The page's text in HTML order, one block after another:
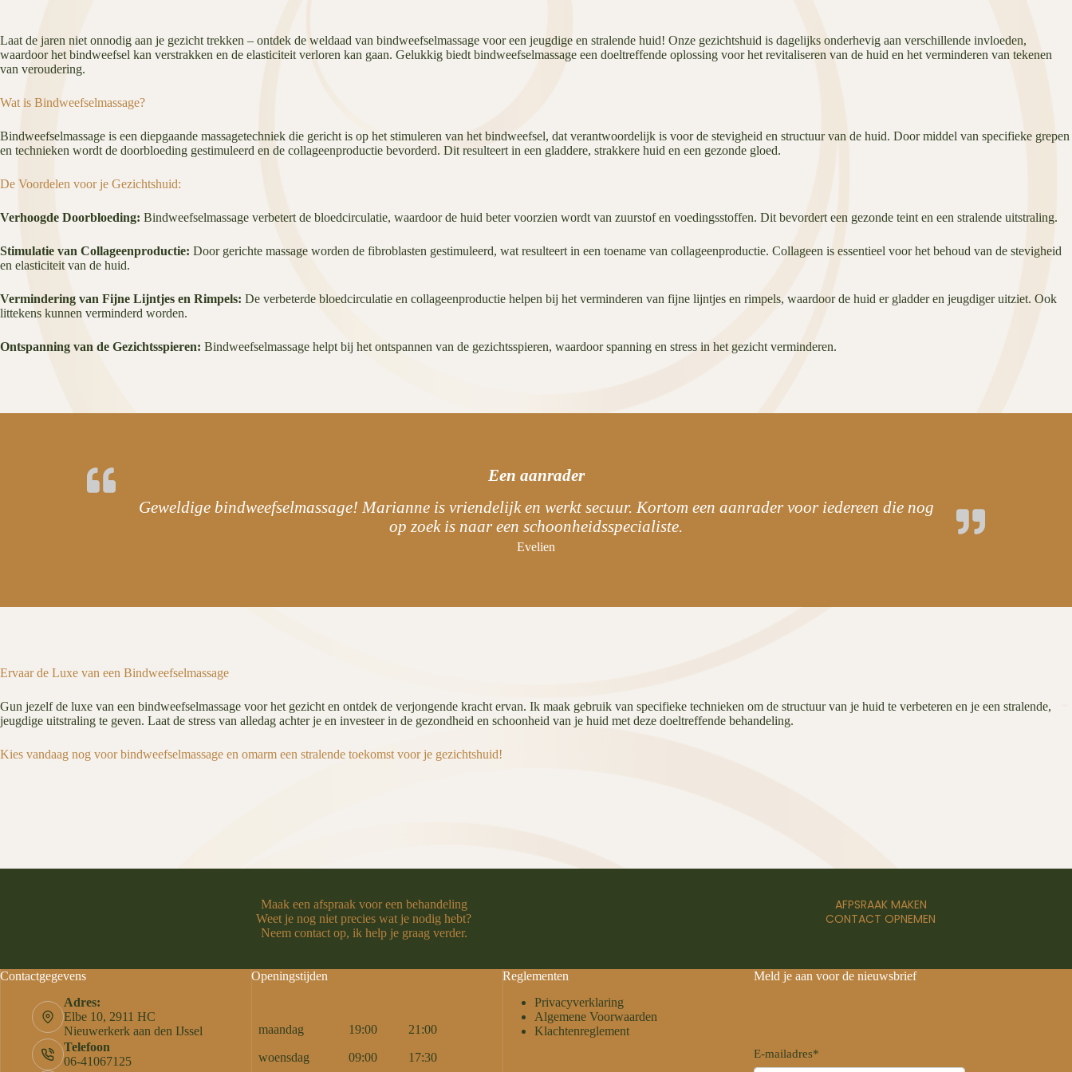
Laat de jaren niet onnodig aan je gezicht trekken – ontdek de weldaad van bindweefselmassage voor een jeugdige en stralende huid! Onze gezichtshuid is dagelijks onderhevig aan verschillende invloeden,
waardoor het bindweefsel kan verstrakken en de elasticiteit verloren kan gaan. Gelukkig biedt bindweefselmassage een doeltreffende oplossing voor het revitaliseren van de huid en het verminderen van tekenen
van veroudering.
Wat is Bindweefselmassage?
Bindweefselmassage is een diepgaande massagetechniek die gericht is op het stimuleren van het bindweefsel, dat verantwoordelijk is voor de stevigheid en structuur van de huid. Door middel van specifieke grepen
en technieken wordt de doorbloeding gestimuleerd en de collageenproductie bevorderd. Dit resulteert in een gladdere, strakkere huid en een gezonde gloed.
De Voordelen voor je Gezichtshuid:
Verhoogde Doorbloeding: Bindweefselmassage verbetert de bloedcirculatie, waardoor de huid beter voorzien wordt van zuurstof en voedingsstoffen. Dit bevordert een gezonde teint en een stralende uitstraling.
Stimulatie van Collageenproductie: Door gerichte massage worden de fibroblasten gestimuleerd, wat resulteert in een toename van collageenproductie. Collageen is essentieel voor het behoud van de stevigheid
en elasticiteit van de huid.
Vermindering van Fijne Lijntjes en Rimpels: De verbeterde bloedcirculatie en collageenproductie helpen bij het verminderen van fijne lijntjes en rimpels, waardoor de huid er gladder en jeugdiger uitziet. Ook
littekens kunnen verminderd worden.
Ontspanning van de Gezichtsspieren: Bindweefselmassage helpt bij het ontspannen van de gezichtsspieren, waardoor spanning en stress in het gezicht verminderen.
Een aanrader
Geweldige bindweefselmassage! Marianne is vriendelijk en werkt secuur. Kortom een aanrader voor iedereen die nog
op zoek is naar een schoonheidsspecialiste.
Evelien
Ervaar de Luxe van een Bindweefselmassage
Gun jezelf de luxe van een bindweefselmassage voor het gezicht en ontdek de verjongende kracht ervan. Ik maak gebruik van specifieke technieken om de structuur van je huid te verbeteren en je een stralende,
jeugdige uitstraling te geven. Laat de stress van alledag achter je en investeer in de gezondheid en schoonheid van je huid met deze doeltreffende behandeling.
Kies vandaag nog voor bindweefselmassage en omarm een stralende toekomst voor je gezichtshuid!
Maak een afspraak voor een behandeling
Weet je nog niet precies wat je nodig hebt?
Neem contact op, ik help je graag verder.
AFPSRAAK MAKEN
CONTACT OPNEMEN
Contactgegevens
Adres:
Elbe 10, 2911 HC
Nieuwerkerk aan den IJssel
Telefoon
06-41067125
Openingstijden
maandag 19:00 21:00
woensdag 09:00 17:30
Reglementen
Privacyverklaring
Algemene Voorwaarden
Klachtenreglement
Meld je aan voor de nieuwsbrief
E-mailadres*